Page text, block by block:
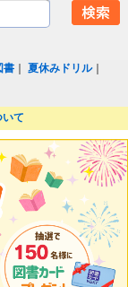
書 ｜夏休みドリル｜
いて